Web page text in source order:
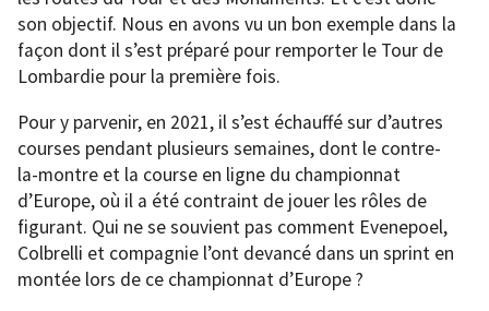
son objectif. Nous en avons vu un bon exemple dans la
façon dont il s’est préparé pour remporter le Tour de
Lombardie pour la première fois.
Pour y parvenir, en 2021, il s’est échauffé sur d’autres
courses pendant plusieurs semaines, dont le contre-
la-montre et la course en ligne du championnat
d’Europe, où il a été contraint de jouer les rôles de
figurant. Qui ne se souvient pas comment Evenepoel,
Colbrelli et compagnie l’ont devancé dans un sprint en
montée lors de ce championnat d’Europe ?